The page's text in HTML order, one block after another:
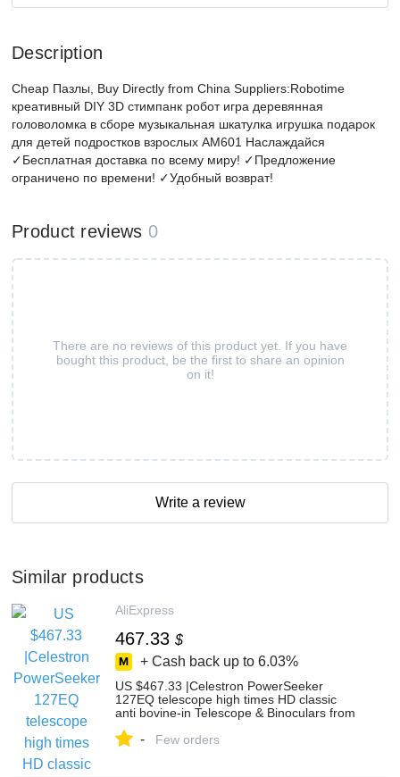
Description
Cheap Пазлы, Buy Directly from China Suppliers:Robotime
креативный DIY 3D стимпанк робот игра деревянная
головоломка в сборе музыкальная шкатулка игрушка подарок
для детей подростков взрослых AM601 Наслаждайся
✓Бесплатная доставка по всему миру! ✓Предложение
ограничено по времени! ✓Удобный возврат!
Product reviews 0
There are no reviews of this product yet. If you have
bought this product, be the first to share an opinion
on it!
Write a review
Similar products
AliExpress
467.33 $
+ Cash back up to 6.03%
US $467.33 |Celestron PowerSeeker
127EQ telescope high times HD classic
anti bovine-in Telescope & Binoculars from
- Few orders